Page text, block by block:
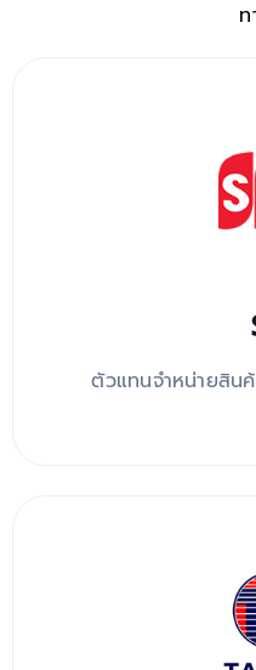
ท
ตัวแทนจำหน่ายสิน